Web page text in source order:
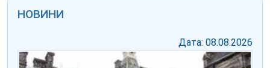
НОВИНИ
Дата: 08.08.2026